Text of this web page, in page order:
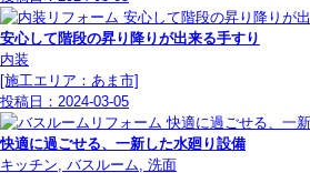
安心して階段の昇り降りが出来る手すり
内装
[施工エリア：あま市]
投稿日： 2024-03-05
快適に過ごせる、一新した水廻り設備
キッチン, バスルーム, 洗面